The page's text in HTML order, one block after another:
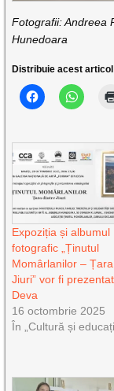
Fotografii: Andreea
Hunedoara
Distribuie acest articol
Expoziția și albumul
fotografic „Ținutul
Momârlanilor –
Jiuri” vor fi
Deva
16 octombrie 2025
În „Cultură și